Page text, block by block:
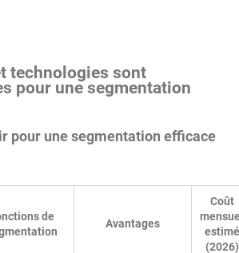
technologies sont
pour une segmentation
pour une segmentation efficace
de
Avantages
Coût
estimé
(2026)